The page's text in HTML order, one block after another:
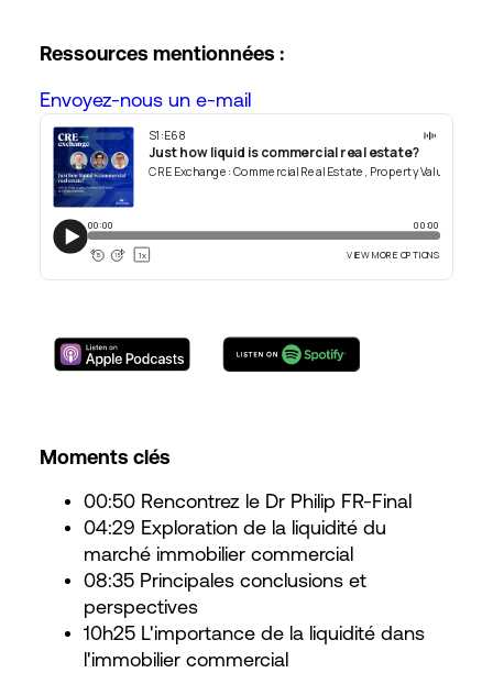
Ressources mentionnées :
Envoyez-nous un e-mail
Moments clés
00:50 Rencontrez le Dr Philip FR-Final
04:29 Exploration de la liquidité du
marché immobilier commercial
08:35 Principales conclusions et
perspectives
10h25 L'importance de la liquidité dans
l'immobilier commercial